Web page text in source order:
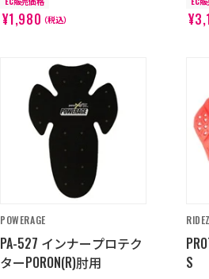
¥1,980（税込）
POWERAGE
PA-527 インナープロテク
ターPORON(R)肘用
S